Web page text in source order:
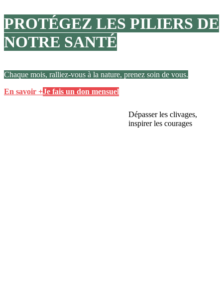
PROTÉGEZ LES PILIERS DE
NOTRE SANTÉ
Chaque mois, ralliez-vous à la nature, prenez soin de vous.
En savoir +Je fais un don mensuel
Dépasser les clivages,
inspirer les courages